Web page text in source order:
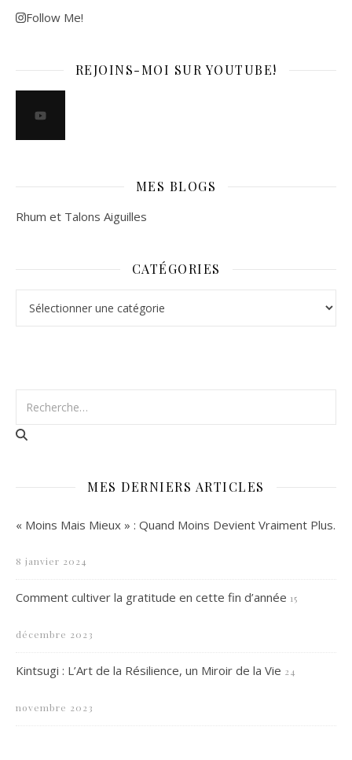
Follow Me!
REJOINS-MOI SUR YOUTUBE!
MES BLOGS
Rhum et Talons Aiguilles
CATÉGORIES
MES DERNIERS ARTICLES
« Moins Mais Mieux » : Quand Moins Devient Vraiment Plus.
8 janvier 2024
Comment cultiver la gratitude en cette fin d’année 15
décembre 2023
Kintsugi : L’Art de la Résilience, un Miroir de la Vie 24
novembre 2023